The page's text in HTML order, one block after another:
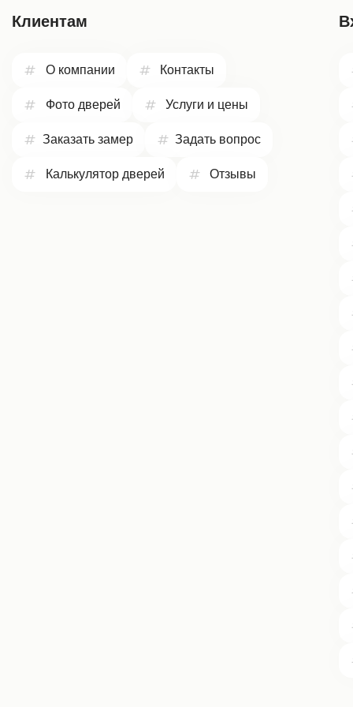
Клиентам
О компании Контакты
Фото дверей Услуги и цены
Заказать замер Задать вопрос
Калькулятор дверей Отзывы